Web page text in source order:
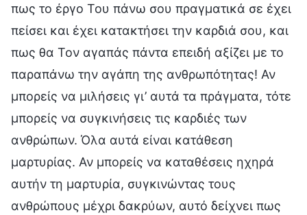
πως το έργο Του πάνω σου πραγματικά σε έχει
πείσει και έχει κατακτήσει την καρδιά σου, και
πως θα Τον αγαπάς πάντα επειδή αξίζει με το
παραπάνω την αγάπη της ανθρωπότητας! Αν
μπορείς να μιλήσεις γι’ αυτά τα πράγματα, τότε
μπορείς να συγκινήσεις τις καρδιές των
ανθρώπων. Όλα αυτά είναι κατάθεση
μαρτυρίας. Αν μπορείς να καταθέσεις ηχηρά
αυτήν τη μαρτυρία, συγκινώντας τους
ανθρώπους μέχρι δακρύων, αυτό δείχνει πως